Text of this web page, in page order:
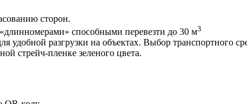
сторон.
способными перевезти до 30 м3
разгрузки на объектах. Выбор транспортного
стрейч-пленке зеленого цвета.